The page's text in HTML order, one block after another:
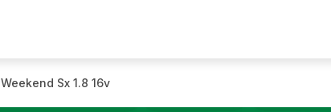
Weekend Sx 1.8 16v